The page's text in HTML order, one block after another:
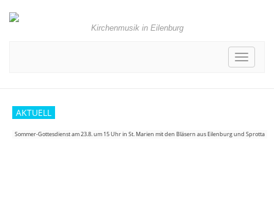
Kirchenmusik in Eilenburg
Toggle
AKTUELL
Sommer-Gottesdienst am 23.8. um 15 Uhr in St. Marien mit den Bläsern aus Eilenburg und Sprotta